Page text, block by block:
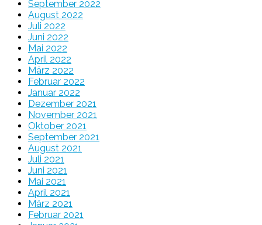
September 2022
August 2022
Juli 2022
Juni 2022
Mai 2022
April 2022
März 2022
Februar 2022
Januar 2022
Dezember 2021
November 2021
Oktober 2021
September 2021
August 2021
Juli 2021
Juni 2021
Mai 2021
April 2021
März 2021
Februar 2021